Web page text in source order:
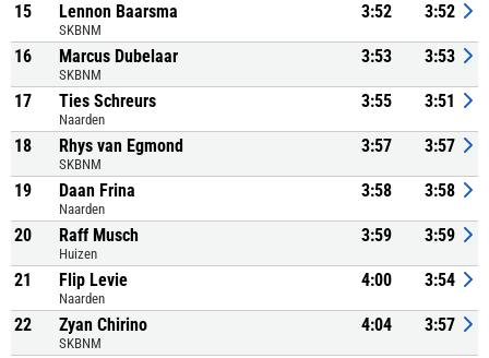
15 Lennon Baarsma
SKBNM
3:52 3:52
16 Marcus Dubelaar
SKBNM
3:53 3:53
17 Ties Schreurs
Naarden
3:55 3:51
18 Rhys van Egmond
SKBNM
3:57 3:57
19 Daan Frina
Naarden
3:58 3:58
20 Raff Musch
Huizen
3:59 3:59
21 Flip Levie
Naarden
4:00 3:54
22 Zyan Chirino
SKBNM
4:04 3:57